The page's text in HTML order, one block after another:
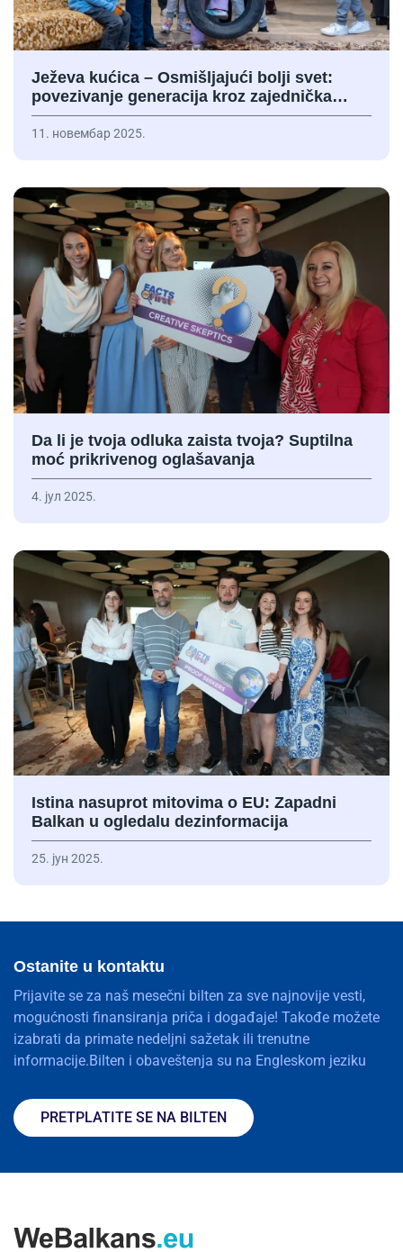
Ježeva kućica – Osmišljajući bolji svet:
povezivanje generacija kroz zajednička…
11. новембар 2025.
Da li je tvoja odluka zaista tvoja? Suptilna
moć prikrivenog oglašavanja
4. јул 2025.
Istina nasuprot mitovima o EU: Zapadni
Balkan u ogledalu dezinformacija
25. јун 2025.
Ostanite u kontaktu
Prijavite se za naš mesečni bilten za sve najnovije vesti,
mogućnosti finansiranja priča i događaje! Takođe možete
izabrati da primate nedeljni sažetak ili trenutne
informacije.Bilten i obaveštenja su na Engleskom jeziku
PRETPLATITE SE NA BILTEN